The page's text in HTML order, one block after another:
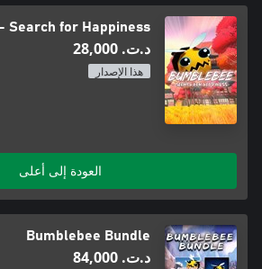
Search for Happiness
د.ت.‏ 28,000
هذا الإصدار
العودة إلى أعلى
Bumblebee Bundle
د.ت.‏ 84,000